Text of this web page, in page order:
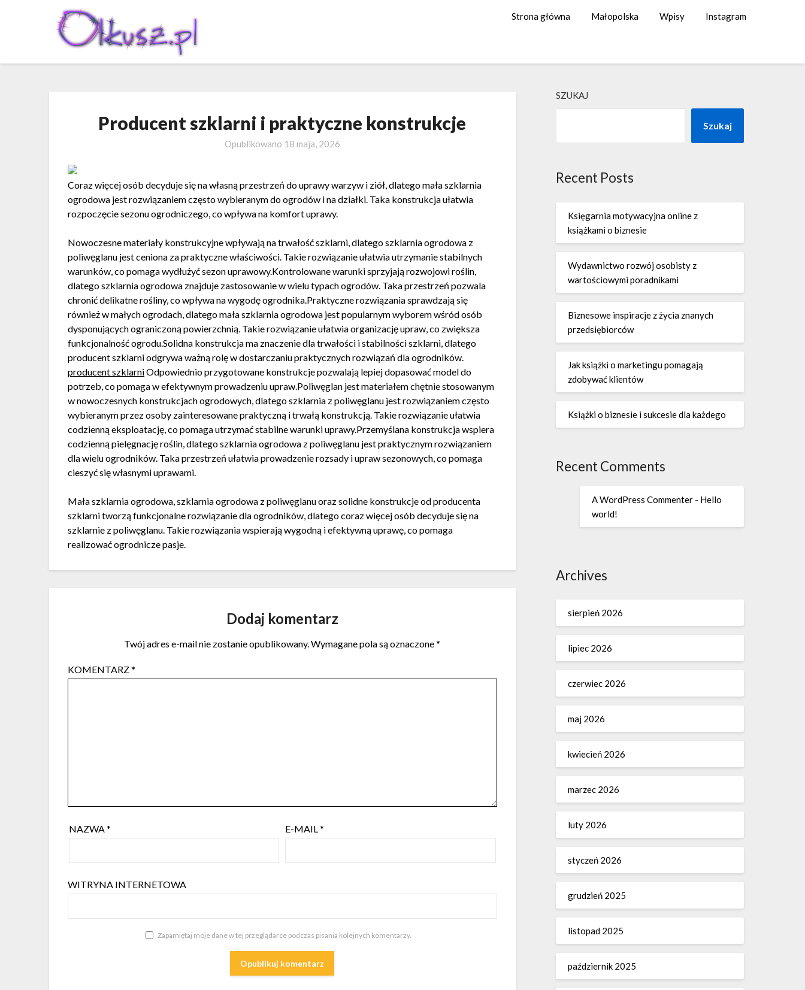
Strona główna Małopolska Wpisy Instagram
Producent szklarni i praktyczne konstrukcje
Opublikowano 18 maja, 2026
Coraz więcej osób decyduje się na własną przestrzeń do uprawy warzyw i ziół, dlatego mała szklarnia
ogrodowa jest rozwiązaniem często wybieranym do ogrodów i na działki. Taka konstrukcja ułatwia
rozpoczęcie sezonu ogrodniczego, co wpływa na komfort uprawy.
Nowoczesne materiały konstrukcyjne wpływają na trwałość szklarni, dlatego szklarnia ogrodowa z
poliwęglanu jest ceniona za praktyczne właściwości. Takie rozwiązanie ułatwia utrzymanie stabilnych
warunków, co pomaga wydłużyć sezon uprawowy.Kontrolowane warunki sprzyjają rozwojowi roślin,
dlatego szklarnia ogrodowa znajduje zastosowanie w wielu typach ogrodów. Taka przestrzeń pozwala
chronić delikatne rośliny, co wpływa na wygodę ogrodnika.Praktyczne rozwiązania sprawdzają się
również w małych ogrodach, dlatego mała szklarnia ogrodowa jest popularnym wyborem wśród osób
dysponujących ograniczoną powierzchnią. Takie rozwiązanie ułatwia organizację upraw, co zwiększa
funkcjonalność ogrodu.Solidna konstrukcja ma znaczenie dla trwałości i stabilności szklarni, dlatego
producent szklarni odgrywa ważną rolę w dostarczaniu praktycznych rozwiązań dla ogrodników.
producent szklarniOdpowiednio przygotowane konstrukcje pozwalają lepiej dopasować model do
potrzeb, co pomaga w efektywnym prowadzeniu upraw.Poliwęglan jest materiałem chętnie stosowanym
w nowoczesnych konstrukcjach ogrodowych, dlatego szklarnia z poliwęglanu jest rozwiązaniem często
wybieranym przez osoby zainteresowane praktyczną i trwałą konstrukcją. Takie rozwiązanie ułatwia
codzienną eksploatację, co pomaga utrzymać stabilne warunki uprawy.Przemyślana konstrukcja wspiera
codzienną pielęgnację roślin, dlatego szklarnia ogrodowa z poliwęglanu jest praktycznym rozwiązaniem
dla wielu ogrodników. Taka przestrzeń ułatwia prowadzenie rozsady i upraw sezonowych, co pomaga
cieszyć się własnymi uprawami.
Mała szklarnia ogrodowa, szklarnia ogrodowa z poliwęglanu oraz solidne konstrukcje od producenta
szklarni tworzą funkcjonalne rozwiązanie dla ogrodników, dlatego coraz więcej osób decyduje się na
szklarnie z poliwęglanu. Takie rozwiązania wspierają wygodną i efektywną uprawę, co pomaga
realizować ogrodnicze pasje.
Dodaj komentarz
Twój adres e-mail nie zostanie opublikowany.Wymagane pola są oznaczone*
KOMENTARZ*
NAZWA* E-MAIL*
WITRYNA INTERNETOWA
Zapamiętaj moje dane w tej przeglądarce podczas pisania kolejnych komentarzy.
SZUKAJ
Szukaj
Recent Posts
Księgarnia motywacyjna online z
książkami o biznesie
Wydawnictwo rozwój osobisty z
wartościowymi poradnikami
Biznesowe inspiracje z życia znanych
przedsiębiorców
Jak książki o marketingu pomagają
zdobywać klientów
Książki o biznesie i sukcesie dla każdego
Recent Comments
A WordPress Commenter- Hello
world!
Archives
sierpień 2026
lipiec 2026
czerwiec 2026
maj 2026
kwiecień 2026
marzec 2026
luty 2026
styczeń 2026
grudzień 2025
listopad 2025
październik 2025